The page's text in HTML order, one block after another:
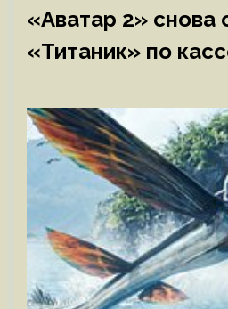
«Аватар 2» снова
«Титаник» по